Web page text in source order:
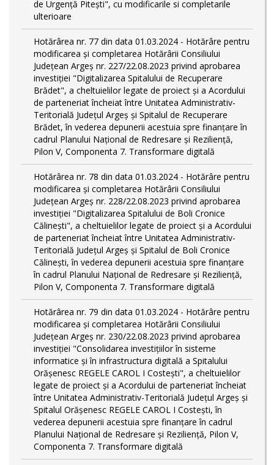
de Urgență Pitești", cu modificarile si completarile
ulterioare
Hotărârea nr. 77 din data 01.03.2024 - Hotărâre pentru
modificarea și completarea Hotărârii Consiliului
Județean Argeș nr. 227/22.08.2023 privind aprobarea
investiției "Digitalizarea Spitalului de Recuperare
Brădet", a cheltuielilor legate de proiect și a Acordului
de parteneriat încheiat între Unitatea Administrativ-
Teritorială Județul Argeș și Spitalul de Recuperare
Brădet, în vederea depunerii acestuia spre finanțare în
cadrul Planului Național de Redresare și Reziliență,
Pilon V, Componenta 7. Transformare digitală
Hotărârea nr. 78 din data 01.03.2024 - Hotărâre pentru
modificarea și completarea Hotărârii Consiliului
Județean Argeș nr. 228/22.08.2023 privind aprobarea
investiției "Digitalizarea Spitalului de Boli Cronice
Călinești", a cheltuielilor legate de proiect și a Acordului
de parteneriat încheiat între Unitatea Administrativ-
Teritorială Județul Argeș și Spitalul de Boli Cronice
Călinești, în vederea depunerii acestuia spre finanțare
în cadrul Planului Național de Redresare și Reziliență,
Pilon V, Componenta 7. Transformare digitală
Hotărârea nr. 79 din data 01.03.2024 - Hotărâre pentru
modificarea și completarea Hotărârii Consiliului
Județean Argeș nr. 230/22.08.2023 privind aprobarea
investiției "Consolidarea investițiilor în sisteme
informatice și în infrastructura digitală a Spitalului
Orășenesc REGELE CAROL I Costești", a cheltuielilor
legate de proiect și a Acordului de parteneriat încheiat
între Unitatea Administrativ-Teritorială Județul Argeș și
Spitalul Orășenesc REGELE CAROL I Costești, în
vederea depunerii acestuia spre finanțare în cadrul
Planului Național de Redresare și Reziliență, Pilon V,
Componenta 7. Transformare digitală